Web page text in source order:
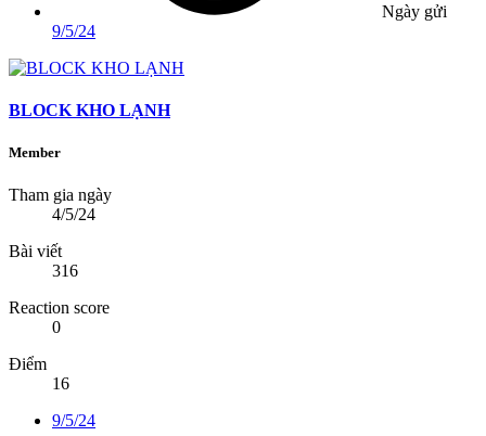
Ngày gửi
9/5/24
BLOCK KHO LẠNH
Member
Tham gia ngày
4/5/24
Bài viết
316
Reaction score
0
Điểm
16
9/5/24